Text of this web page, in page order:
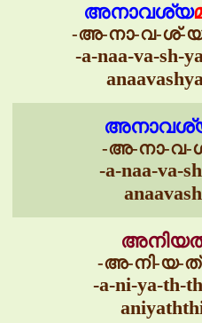
അനാവശ്യ
-അ-നാ-വ-ശ്-
-a-naa-va-sh-
-അ-നാ-വ-
-a-naa-va-
-അ-നി-യ-
-a-ni-ya-th-